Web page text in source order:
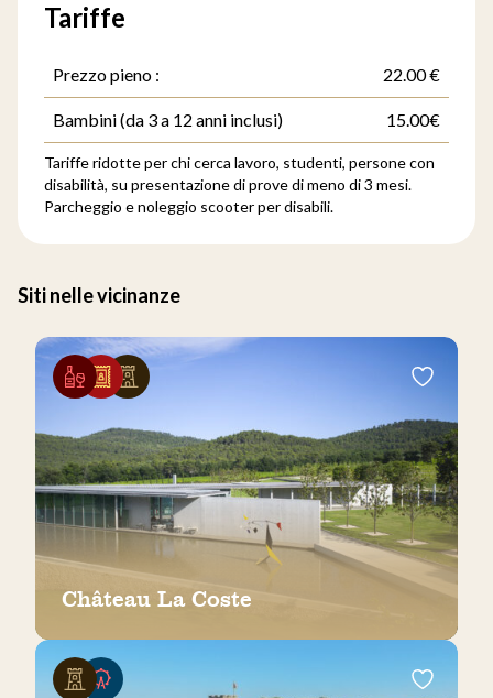
Tariffe
Prezzo pieno : 22.00 €
Bambini (da 3 a 12 anni inclusi) 15.00€
Tariffe ridotte per chi cerca lavoro, studenti, persone con
disabilità, su presentazione di prove di meno di 3 mesi.
Parcheggio e noleggio scooter per disabili.
Siti nelle vicinanze
Château La Coste